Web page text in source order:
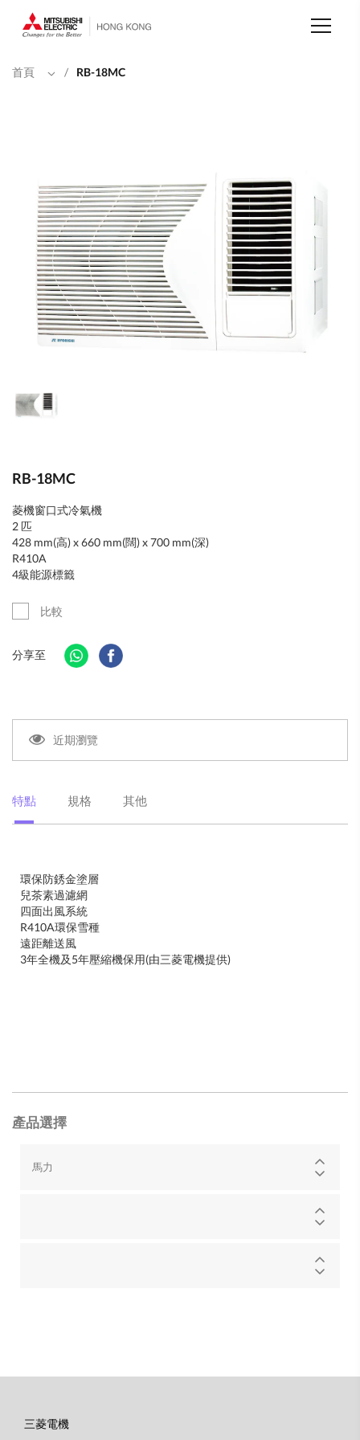
首頁 / RB-18MC
RB-18MC
菱機窗口式冷氣機
2 匹
428 mm(高) x 660 mm(闊) x 700 mm(深)
R410A
4級能源標籤
比較
分享至
近期瀏覽
特點 規格 其他
環保防銹金塗層
兒茶素過濾網
四面出風系統
R410A環保雪種
遠距離送風
3年全機及5年壓縮機保用(由三菱電機提供)
產品選擇
馬力
三菱電機